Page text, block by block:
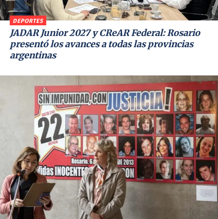
DEPORTES
JADAR Junior 2027 y CReAR Federal: Rosario
presentó los avances a todas las provincias
argentinas